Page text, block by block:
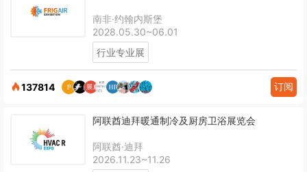
南非·约翰内斯堡
2028.05.30~06.01
行业专业展
137814 订阅
阿联酋迪拜暖通制冷及厨房卫浴展览会
阿联酋·迪拜
2026.11.23~11.26